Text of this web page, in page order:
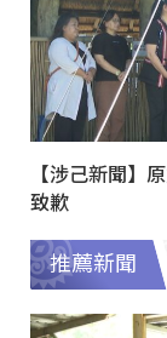
【涉己新聞】
致歉
推薦新聞